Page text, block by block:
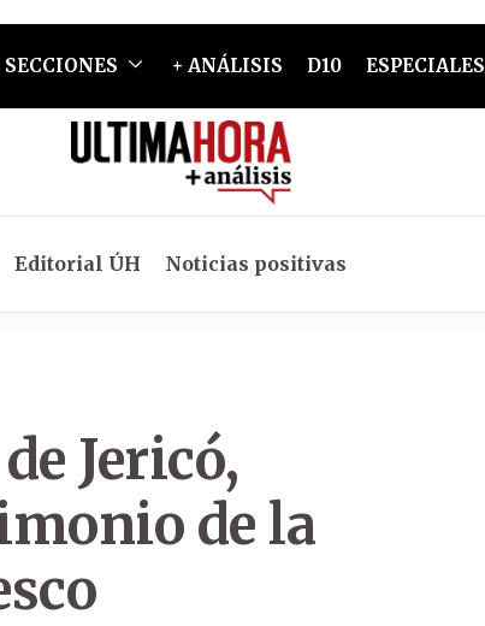
SECCIONES + ANÁLISIS D10 ESPECIALES
Editorial ÚH Noticias positivas
Jericó,
de la